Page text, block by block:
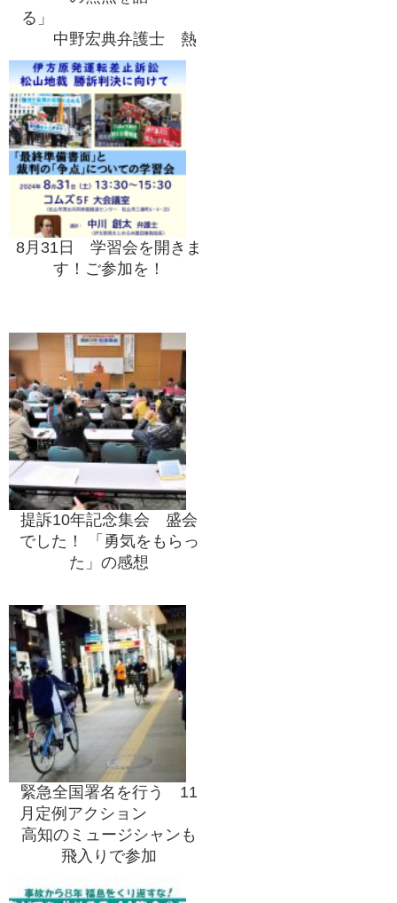
る」
中野宏典弁護士 熱
弁をふるう
8月31日 学習会を開きま
す！ご参加を！
提訴10年記念集会 盛会
でした！ 「勇気をもらっ
た」の感想
緊急全国署名を行う 11
月定例アクション
高知のミュージシャンも
飛入りで参加